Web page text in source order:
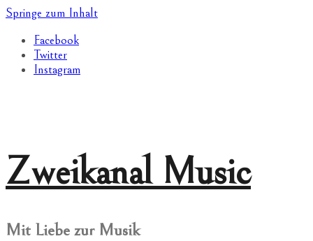
Springe zum Inhalt
Facebook
Twitter
Instagram
Zweikanal Music
Mit Liebe zur Musik